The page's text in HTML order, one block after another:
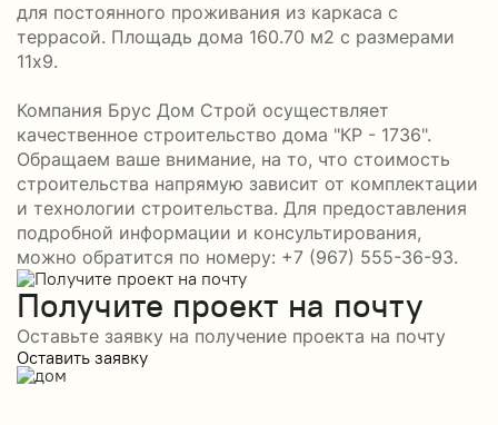
для постоянного проживания из каркаса с
террасой. Площадь дома 160.70 м2 с размерами
11x9.
Компания Брус Дом Строй осуществляет
качественное строительство дома "КР - 1736".
Обращаем ваше внимание, на то, что стоимость
строительства напрямую зависит от комплектации
и технологии строительства. Для предоставления
подробной информации и консультирования,
можно обратится по номеру: +7 (967) 555-36-93.
Получите проект на почту
Оставьте заявку на получение проекта на почту
Оставить заявку